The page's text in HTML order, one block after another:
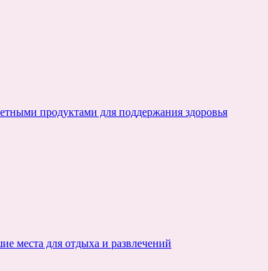
продуктами для поддержания здоровья
места для отдыха и развлечений